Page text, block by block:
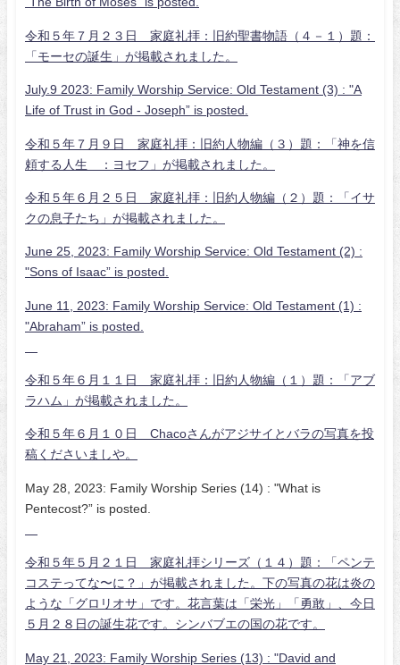
令和５年７月２３日 家庭礼拝：旧約聖書物語（４－１）題：
「モーセの誕生」が掲載されました。
July.9 2023: Family Worship Service: Old Testament (3) : "A
Life of Trust in God - Joseph” is posted.
令和５年７月９日 家庭礼拝：旧約人物編（３）題：「神を信
頼する人生 ：ヨセフ」が掲載されました。
令和５年６月２５日 家庭礼拝：旧約人物編（２）題：「イサ
クの息子たち」が掲載されました。
June 25, 2023: Family Worship Service: Old Testament (2) :
"Sons of Isaac” is posted.
June 11, 2023: Family Worship Service: Old Testament (1) :
"Abraham” is posted.
令和５年６月１１日 家庭礼拝：旧約人物編（１）題：「アブ
ラハム」が掲載されました。
令和５年６月１０日 Chacoさんがアジサイとバラの写真を投
稿くださいましや。
May 28, 2023: Family Worship Series (14) : "What is
Pentecost?” is posted.
令和５年５月２１日 家庭礼拝シリーズ（１４）題：「ペンテ
コステってな〜に？」が掲載されました。下の写真の花は炎の
ような「グロリオサ」です。花言葉は「栄光」「勇敢」、今日
５月２８日の誕生花です。シンバブエの国の花です。
May 21, 2023: Family Worship Series (13) : "David and